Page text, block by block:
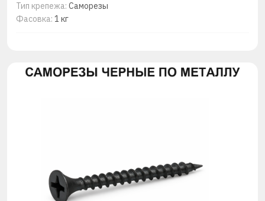
Тип крепежа: Саморезы
Фасовка: 1 кг